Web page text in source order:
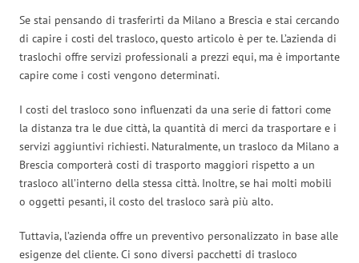
Se stai pensando di trasferirti da Milano a Brescia e stai cercando
di capire i costi del trasloco, questo articolo è per te. L’azienda di
traslochi offre servizi professionali a prezzi equi, ma è importante
capire come i costi vengono determinati.
I costi del trasloco sono influenzati da una serie di fattori come
la distanza tra le due città, la quantità di merci da trasportare e i
servizi aggiuntivi richiesti. Naturalmente, un trasloco da Milano a
Brescia comporterà costi di trasporto maggiori rispetto a un
trasloco all’interno della stessa città. Inoltre, se hai molti mobili
o oggetti pesanti, il costo del trasloco sarà più alto.
Tuttavia, l’azienda offre un preventivo personalizzato in base alle
esigenze del cliente. Ci sono diversi pacchetti di trasloco